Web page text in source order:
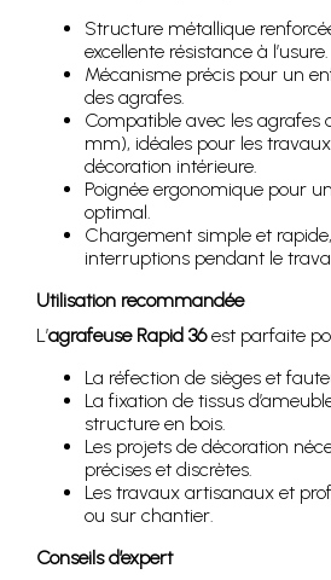
Structure métallique
excellente résistance à l’usure.
Mécanisme précis pour un
des agrafes.
Compatible avec les agrafes
mm), idéales pour les
décoration intérieure.
Poignée ergonomique pour
optimal.
Chargement simple et
interruptions pendant le
Utilisation recommandée
L’agrafeuse Rapid 36est parfaite
La réfection de sièges et
La fixation de tissus
structure en bois.
Les projets de décoration
précises et discrètes.
Les travaux artisanaux et
ou sur chantier.
Conseils d’expert